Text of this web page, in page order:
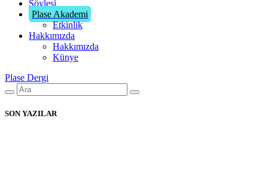
Söyleşi
Plase Akademi
Etkinlik
Hakkımızda
Hakkımızda
Künye
Plase Dergi
SON YAZILAR